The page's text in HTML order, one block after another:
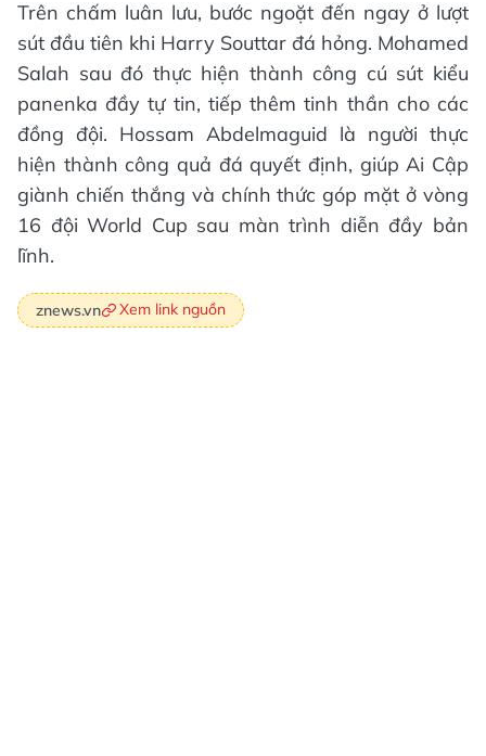
Trên chấm luân lưu, bước ngoặt đến ngay ở lượt
sút đầu tiên khi Harry Souttar đá hỏng. Mohamed
Salah sau đó thực hiện thành công cú sút kiểu
panenka đầy tự tin, tiếp thêm tinh thần cho các
đồng đội. Hossam Abdelmaguid là người thực
hiện thành công quả đá quyết định, giúp Ai Cập
giành chiến thắng và chính thức góp mặt ở vòng
16 đội World Cup sau màn trình diễn đầy bản
lĩnh.
znews.vn Xem link nguồn